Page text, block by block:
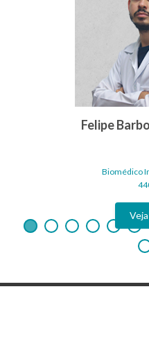
Felipe
Biomédico